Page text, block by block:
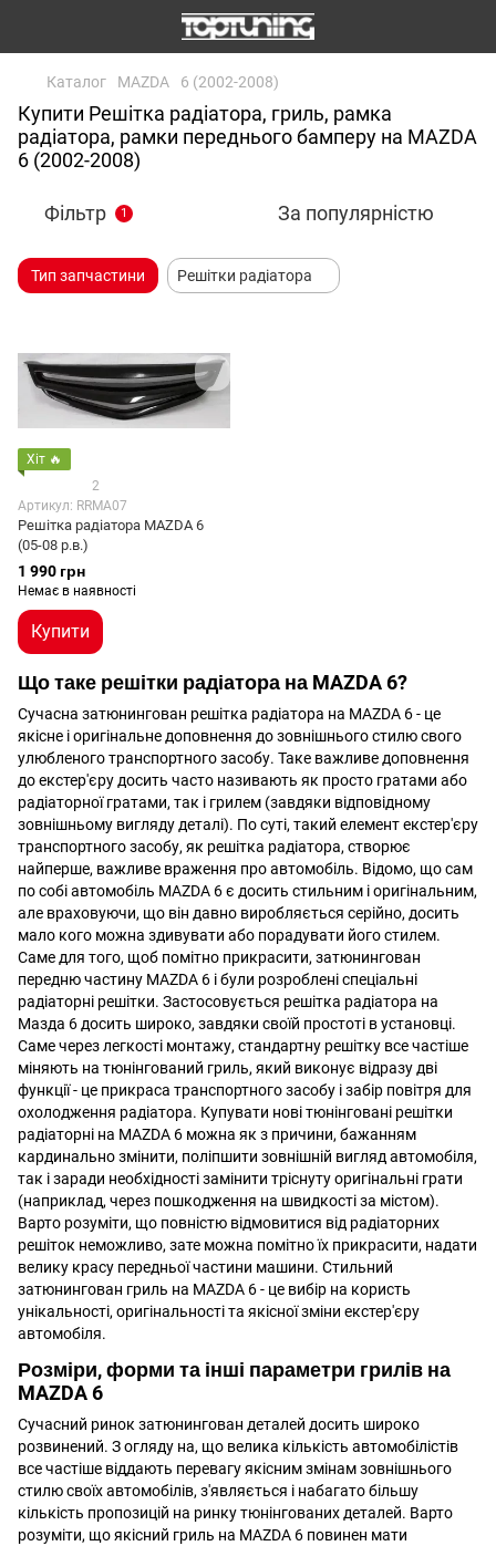
Каталог MAZDA 6 (2002-2008)
Купити Решітка радіатора, гриль, рамка
радіатора, рамки переднього бамперу на MAZDA
6 (2002-2008)
Фільтр 1 За популярністю
Тип запчастини Решітки радіатора
Хіт 🔥
2
Артикул: RRMA07
Решітка радіатора MAZDA 6
(05-08 р.в.)
1 990 грн
Немає в наявності
Купити
Що таке решітки радіатора на MAZDA 6?
Сучасна затюнингован решітка радіатора на MAZDA 6 - це
якісне і оригінальне доповнення до зовнішнього стилю свого
улюбленого транспортного засобу. Таке важливе доповнення
до екстер'єру досить часто називають як просто гратами або
радіаторної гратами, так і грилем (завдяки відповідному
зовнішньому вигляду деталі). По суті, такий елемент екстер'єру
транспортного засобу, як решітка радіатора, створює
найперше, важливе враження про автомобіль. Відомо, що сам
по собі автомобіль MAZDA 6 є досить стильним і оригінальним,
але враховуючи, що він давно виробляється серійно, досить
мало кого можна здивувати або порадувати його стилем.
Саме для того, щоб помітно прикрасити, затюнингован
передню частину MAZDA 6 і були розроблені спеціальні
радіаторні решітки. Застосовується решітка радіатора на
Мазда 6 досить широко, завдяки своїй простоті в установці.
Саме через легкості монтажу, стандартну решітку все частіше
міняють на тюнінгований гриль, який виконує відразу дві
функції - це прикраса транспортного засобу і забір повітря для
охолодження радіатора. Купувати нові тюнінговані решітки
радіаторні на MAZDA 6 можна як з причини, бажанням
кардинально змінити, поліпшити зовнішній вигляд автомобіля,
так і заради необхідності замінити тріснуту оригінальні грати
(наприклад, через пошкодження на швидкості за містом).
Варто розуміти, що повністю відмовитися від радіаторних
решіток неможливо, зате можна помітно їх прикрасити, надати
велику красу передньої частини машини. Стильний
затюнингован гриль на MAZDA 6 - це вибір на користь
унікальності, оригінальності та якісної зміни екстер'єру
автомобіля.
Розміри, форми та інші параметри грилів на
MAZDA 6
Сучасний ринок затюнингован деталей досить широко
розвинений. З огляду на, що велика кількість автомобілістів
все частіше віддають перевагу якісним змінам зовнішнього
стилю своїх автомобілів, з'являється і набагато більшу
кількість пропозицій на ринку тюнінгованих деталей. Варто
розуміти, що якісний гриль на MAZDA 6 повинен мати